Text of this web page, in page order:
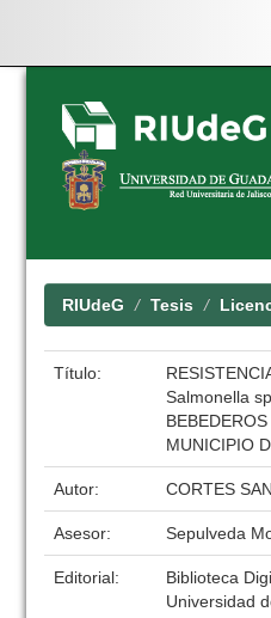
Skip
navigation
RIUdeG Tesis
Título:
Salmonella
MUNICIPIO
Autor: CORTES
Asesor: Sepulveda
Editorial:
Biblioteca
Universidad